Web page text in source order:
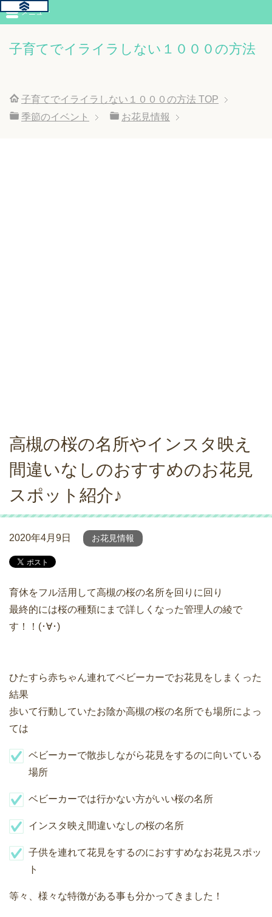
子育てでイライラしない１０００の方法
メニュー
子育てでイライラしない１０００の方法 TOP
季節のイベント
お花見情報
高槻の桜の名所やインスタ映え
間違いなしのおすすめのお花見
スポット紹介♪
2020年4月9日 お花見情報
育休をフル活用して高槻の桜の名所を回りに回り
最終的には桜の種類にまで詳しくなった管理人の綾で
す！！(･∀･)
ひたすら赤ちゃん連れてベビーカーでお花見をしまくった
結果
歩いて行動していたお陰か高槻の桜の名所でも場所によっ
ては
ベビーカーで散歩しながら花見をするのに向いている
場所
ベビーカーでは行かない方がいい桜の名所
インスタ映え間違いなしの桜の名所
子供を連れて花見をするのにおすすめなお花見スポッ
ト
等々、様々な特徴がある事も分かってきました！